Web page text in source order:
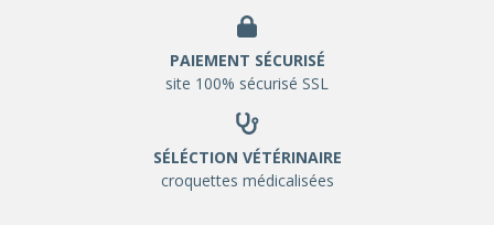
PAIEMENT SÉCURISÉ
site 100% sécurisé SSL
SÉLÉCTION VÉTÉRINAIRE
croquettes médicalisées